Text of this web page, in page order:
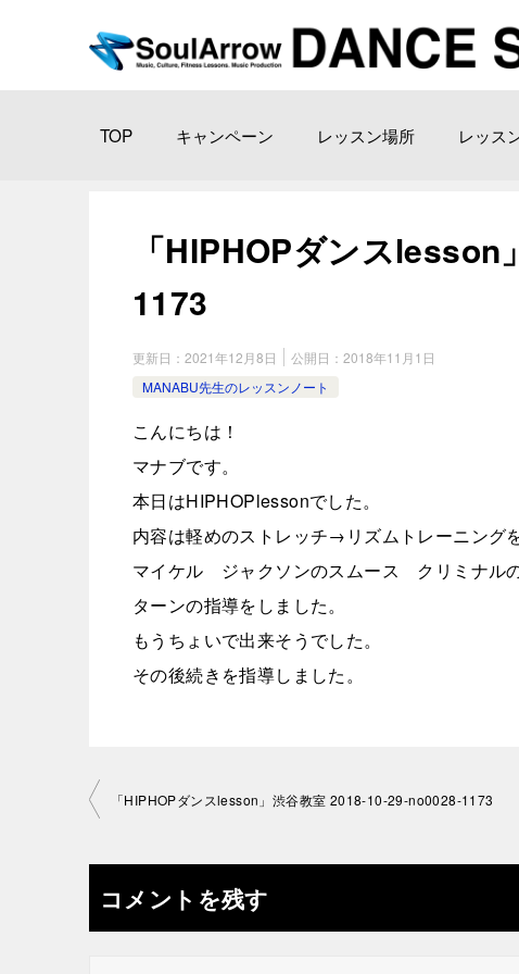
TOP キャンペーン レッスン場所 レッス
「HIPHOPダンス
1173
更新日： 2021年12月8日 公開日： 2018年11月1日
MANABU先生のレッスンノート
こんにちは！
マナブです。
本日はHIPHOPlessonでした。
内容は軽めのストレッチ→リズムトレーニングを
マイケル ジャクソンのスムース クリミナルの
ターンの指導をしました。
もうちょいで出来そうでした。
その後続きを指導しました。
投
ナ
ビ
「HIPHOPダンスlesson」渋谷教室 2018-10-29-­no0028-1173
コメントを残す